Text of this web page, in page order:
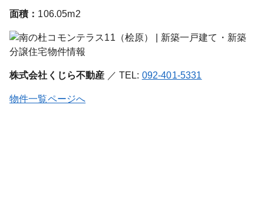
面積： 106.05m2
株式会社くじら不動産 ／ TEL: 092-401-5331
物件一覧ページへ